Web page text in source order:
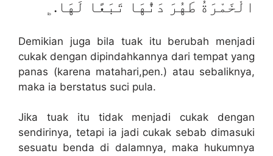
الْخَمْرَةُ طَهُرَ دَنُّهَا تَبَعًا لَهَا.﯁
Demikian juga bila tuak itu berubah menjadi
cukak dengan dipindahkannya dari tempat yang
panas (karena matahari,pen.) atau sebaliknya,
maka ia berstatus suci pula.
Jika tuak itu tidak menjadi cukak dengan
sendirinya, tetapi ia jadi cukak sebab dimasuki
sesuatu benda di dalamnya, maka hukumnya